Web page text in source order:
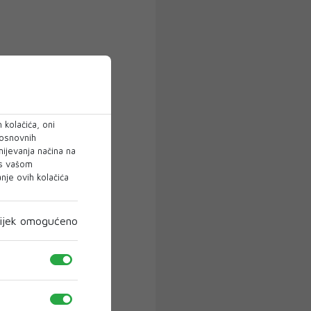
oni
načina na
vašom
ovih kolačića
omogućeno